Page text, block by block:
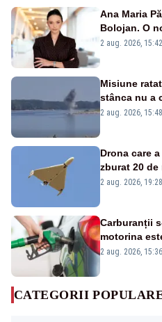
Ana Maria
Bolojan. O
emisiunii
2 aug. 2026, 15:42
Misiune
stânca nu a
detonările
2 aug. 2026, 15:48
Drona care
zburat 20
României.
2 aug. 2026, 19:28
Carburanții
motorina
2 aug. 2026, 15:36
CATEGORII